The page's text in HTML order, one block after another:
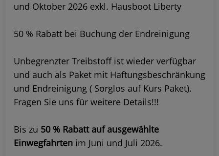
und Oktober 2026 exkl. Hausboot Liberty
50 % Rabatt bei Buchung der Endreinigung
Unbegrenzter Treibstoff ist wieder verfügbar
und auch als Paket mit Haftungsbeschränkung
und Endreinigung ( Sorglos auf Kurs Paket).
Fragen Sie uns für weitere Details!!!
Bis zu 50 % Rabatt auf ausgewählte
Einwegfahrten im Juni und Juli 2026.